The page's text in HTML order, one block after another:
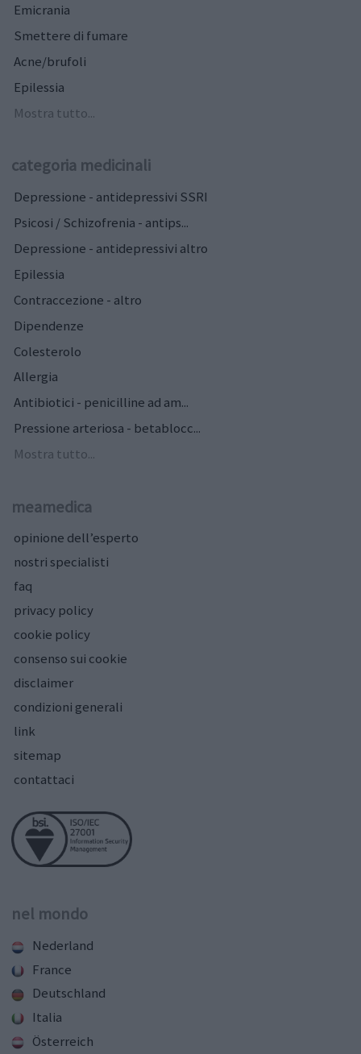
Emicrania
Smettere di fumare
Acne/brufoli
Epilessia
Mostra tutto...
categoria medicinali
Depressione - antidepressivi SSRI
Psicosi / Schizofrenia - antips...
Depressione - antidepressivi altro
Epilessia
Contraccezione - altro
Dipendenze
Colesterolo
Allergia
Antibiotici - penicilline ad am...
Pressione arteriosa - betablocc...
Mostra tutto...
meamedica
opinione dell’esperto
nostri specialisti
faq
privacy policy
cookie policy
consenso sui cookie
disclaimer
condizioni generali
link
sitemap
contattaci
nel mondo
Nederland
France
Deutschland
Italia
Österreich